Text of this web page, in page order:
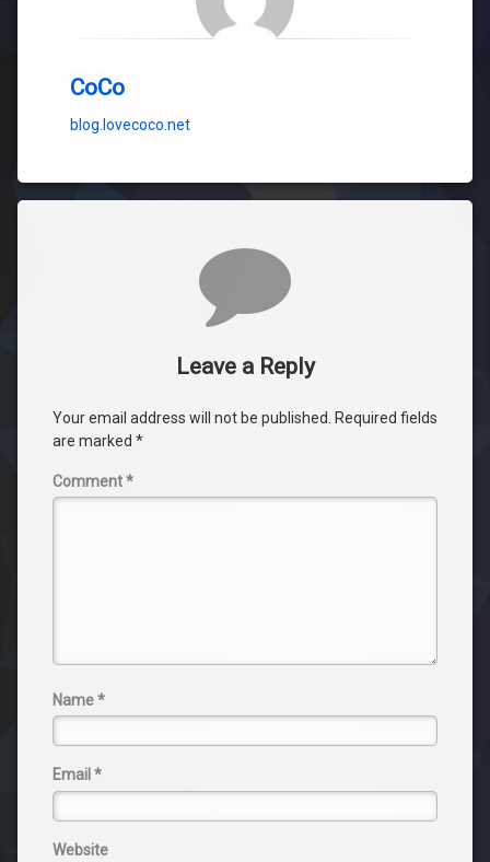
CoCo
blog.lovecoco.net
Leave a Reply
Your email address will not be published.
Required fields
are marked *
Comment*
Name*
Email *
Website